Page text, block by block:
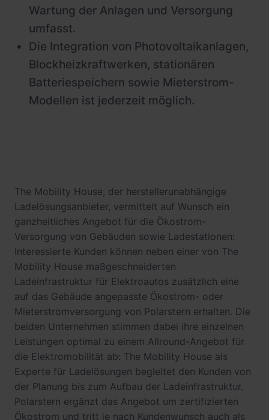
Wartung der Anlagen und Versorgung
umfasst.
Die Integration von Photovoltaikanlagen,
Blockheizkraftwerken, stationären
Batteriespeichern sowie Mieterstrom-
Modellen ist jederzeit möglich.
The Mobility House, der herstellerunabhängige
Ladelösungsanbieter, vermittelt auf Wunsch ein
ganzheitliches Angebot für die Ökostrom-
Versorgung von Gebäuden sowie Ladestationen:
Interessierte Kunden können neben einer von The
Mobility House maßgeschneiderten
Ladeinfrastruktur für Elektroautos zusätzlich eine
auf das Gebäude angepasste Ökostrom- oder
Mieterstromversorgung von Polarstern erhalten. Die
beiden Unternehmen stimmen dabei ihre einzelnen
Leistungen optimal zu einem Allround-Angebot für
die Elektromobilität ab: The Mobility House als
Experte für Ladelösungen begleitet den Kunden von
der Planung bis zum Aufbau der Ladeinfrastruktur.
Polarstern ergänzt das Angebot um zertifizierten
Ökostrom und tritt je nach Kundenwunsch auch als